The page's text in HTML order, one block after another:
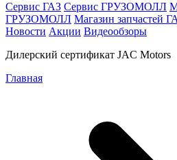
Сервис ГАЗ Сервис ГРУЗОМОЛЛ
ГРУЗОМОЛЛ Магазин запчастей
Новости Акции Видеообзоры
Дилерский сертификат JAC Motors
Главная